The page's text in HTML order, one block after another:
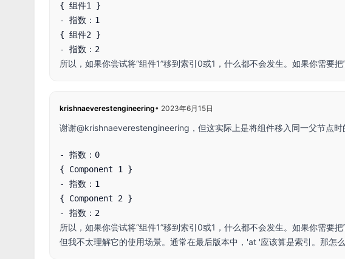
{ 组件1 }
- 指数：1
{ 组件2 }
所以，如果你尝试将“组件1”移到索引0或1，什么都不会发生。如果你需要
krishnaeverestengineering• 2023年6月15日
谢谢@krishnaeverestengineering，但这实际上是将组件移入同一父节点时
- 指数：0
{ Component 1 }
- 指数：1
{ Component 2 }
所以，如果你尝试将“组件1”移到索引0或1，什么都不会发生。如果你需要
但我不太理解它的使用场景。通常在最后版本中，'at '应该算是索引。那怎